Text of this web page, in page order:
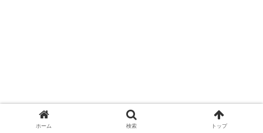
ホーム 検索 トップ